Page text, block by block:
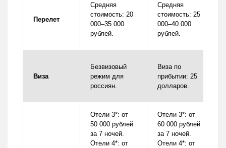
Перелет
Средняя
стоимость: 20
000–35 000
рублей.
Средняя
стоимость: 25
000–40 000
рублей.
Виза
Безвизовый
режим для
россиян.
Виза по
прибытии: 25
долларов.
Отели 3*: от
50 000 рублей
за 7 ночей.
Отели 4*: от
Отели 3*: от
60 000 рублей
за 7 ночей.
Отели 4*: от